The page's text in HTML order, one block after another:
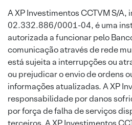
A XP Investimentos CCTVM S/A,
02.332.886/0001-04, é uma
autorizada a funcionar pelo
comunicação através de rede
está sujeita a interrupções ou
ou prejudicar o envio de ordens
informações atualizadas. A XP
responsabilidade por danos
por força de falha de serviços